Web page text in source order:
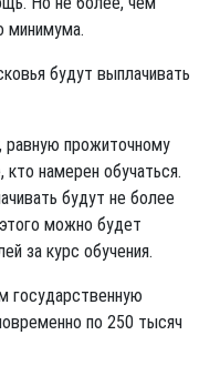
минимума.
будут выплачивать
равную прожиточному
намерен обучаться.
будут не более
можно будет
за курс обучения.
государственную
по 250 тысяч